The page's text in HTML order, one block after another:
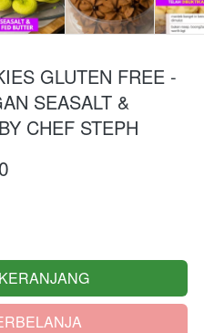
GLUTEN FREE -
SEASALT &
CHEF STEPH